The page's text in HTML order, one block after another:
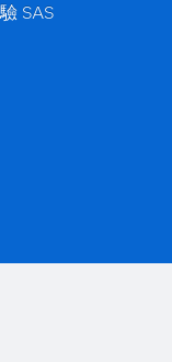
SAS